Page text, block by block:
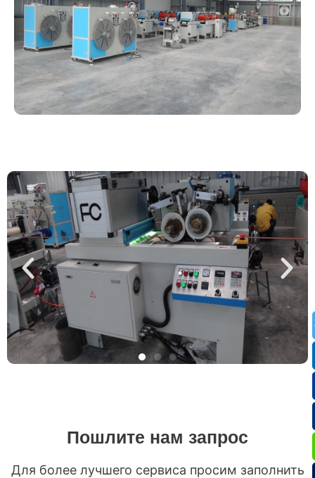
Пошлите нам запрос
Для более лучшего сервиса просим заполнить